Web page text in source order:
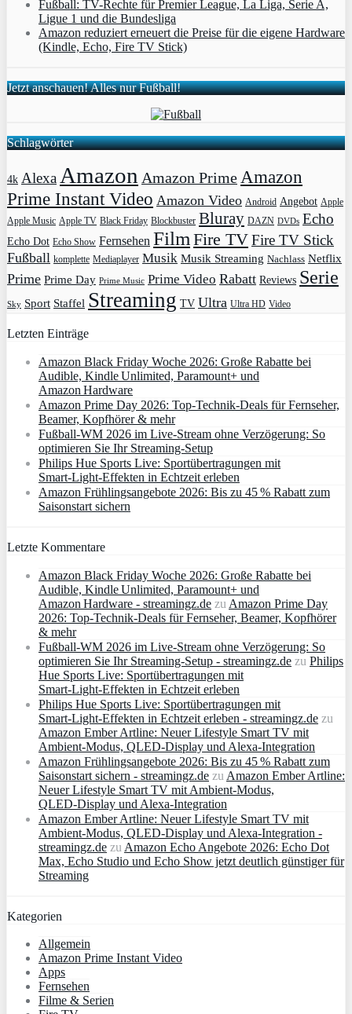
Fußball: TV-Rechte für Premier League, La Liga, Serie A,
Ligue 1 und die Bundesliga
Amazon reduziert erneuert die Preise für die eigene Hardware
(Kindle, Echo, Fire TV Stick)
Jetzt anschauen! Alles nur Fußball!
Schlagwörter
4k Alexa Amazon Amazon PrimeAmazon
Prime Instant Video Amazon Video Android Angebot Apple
Apple Music Apple TV Black Friday Blockbuster Bluray DAZN DVDs Echo
Echo Dot Echo Show Fernsehen Film Fire TVFire TV Stick
Fußball komplette Mediaplayer Musik Musik Streaming Nachlass Netflix
Prime Prime Day Prime Music Prime Video Rabatt Reviews Serie
Sky Sport Staffel Streaming TV Ultra Ultra HD Video
Letzten Einträge
Amazon Black Friday Woche 2026: Große Rabatte bei
Audible, Kindle Unlimited, Paramount+ und
Amazon Hardware
Amazon Prime Day 2026: Top-Technik-Deals für Fernseher,
Beamer, Kopfhörer & mehr
Fußball-WM 2026 im Live-Stream ohne Verzögerung: So
optimieren Sie Ihr Streaming-Setup
Philips Hue Sports Live: Sportübertragungen mit
Smart‑Light‑Effekten in Echtzeit erleben
Amazon Frühlingsangebote 2026: Bis zu 45 % Rabatt zum
Saisonstart sichern
Letzte Kommentare
Amazon Black Friday Woche 2026: Große Rabatte bei
Audible, Kindle Unlimited, Paramount+ und
Amazon Hardware - streamingz.de zu Amazon Prime Day
2026: Top-Technik-Deals für Fernseher, Beamer, Kopfhörer
& mehr
Fußball-WM 2026 im Live-Stream ohne Verzögerung: So
optimieren Sie Ihr Streaming-Setup - streamingz.de zu Philips
Hue Sports Live: Sportübertragungen mit
Smart‑Light‑Effekten in Echtzeit erleben
Philips Hue Sports Live: Sportübertragungen mit
Smart‑Light‑Effekten in Echtzeit erleben - streamingz.de zu
Amazon Ember Artline: Neuer Lifestyle Smart TV mit
Ambient‑Modus, QLED‑Display und Alexa‑Integration
Amazon Frühlingsangebote 2026: Bis zu 45 % Rabatt zum
Saisonstart sichern - streamingz.de zu Amazon Ember Artline:
Neuer Lifestyle Smart TV mit Ambient‑Modus,
QLED‑Display und Alexa‑Integration
Amazon Ember Artline: Neuer Lifestyle Smart TV mit
Ambient‑Modus, QLED‑Display und Alexa‑Integration -
streamingz.de zu Amazon Echo Angebote 2026: Echo Dot
Max, Echo Studio und Echo Show jetzt deutlich günstiger für
Streaming
Kategorien
Allgemein
Amazon Prime Instant Video
Apps
Fernsehen
Filme & Serien